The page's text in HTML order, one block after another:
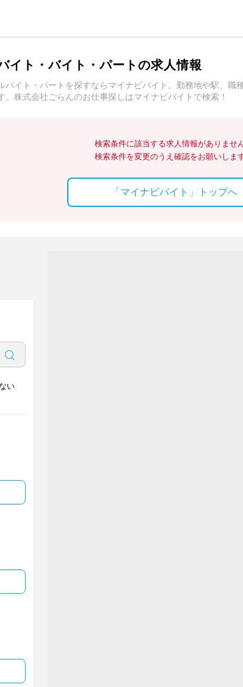
イト・バイト・パートの求人情報
バイト・パートを探すならマイナビバイト。勤務地や駅、職
株式会社ごらんのお仕事探しはマイナビバイトで検索！
検索条件に該当する求人情報がありません
検索条件を変更のうえ確認をお願いします
「マイナビバイト」トップへ
い